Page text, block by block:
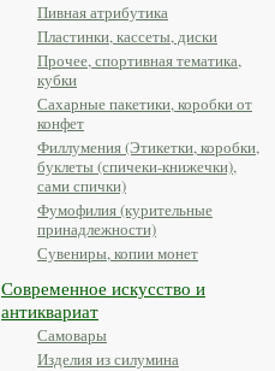
Пивная атрибутика
Пластинки, кассеты, диски
Прочее, спортивная тематика,
кубки
Сахарные пакетики, коробки от
конфет
Филлумения (Этикетки, коробки,
буклеты (спичеки-книжечки),
сами спички)
Фумофилия (курительные
принадлежности)
Сувениры, копии монет
Современное искусство и
антиквариат
Самовары
Изделия из силумина